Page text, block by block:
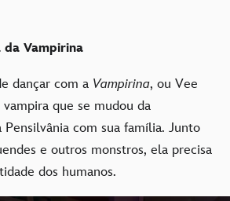
da Vampirina
dançar com a Vampirina, ou Vee
que se mudou da
Pensilvânia com sua família. Junto
e outros monstros, ela precisa
dos humanos.